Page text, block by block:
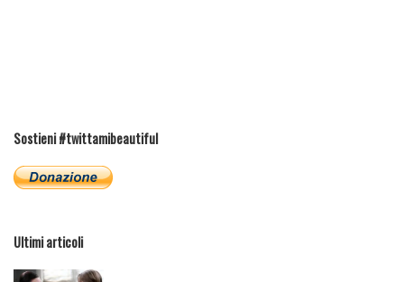
Sostieni #twittamibeautiful
Ultimi articoli